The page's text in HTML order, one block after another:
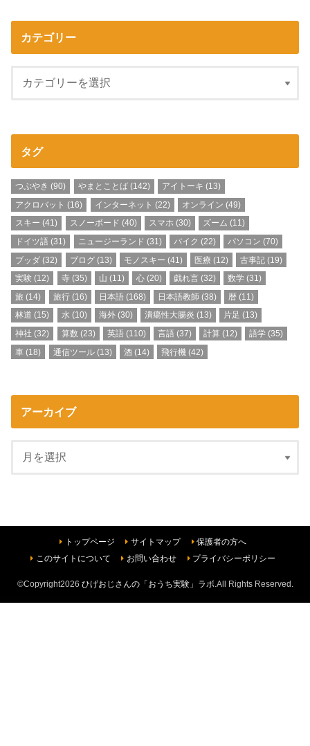
カテゴリー
タグ
つぶやき (90) やまとことば(142) アイトーキ (13)
アクロバット (16) インターネット (22) オンライン (49)
スキー (41) スノーボード (40) スマホ (30) ズーム (11)
ドイツ語 (31) ニュージーランド (31) バイク (22) パソコン (70)
ブッダ (32) ブログ(13) モノスキー (41) 医療 (12) 古事記 (19)
実験 (12) 寺(35) 山 (11) 心 (20) 戯れ言 (32) 数学 (31)
旅 (14) 旅行(16) 日本語 (168) 日本語教師 (38) 暦 (11)
林道 (15) 水 (10) 海外(30) 潰瘍性大腸炎 (13) 片足 (13)
神社 (32) 算数 (23) 英語 (110) 言語 (37) 計算 (12) 語学 (35)
車 (18) 通信ツール(13) 酒(14) 飛行機 (42)
アーカイブ
トップページ サイトマップ
保護者の方へ
このサイトについて
お問い合わせ プライバシーポリシー
©Copyright2026 ひげおじさんの「おうち実験」ラボ .All Rights Reserved.